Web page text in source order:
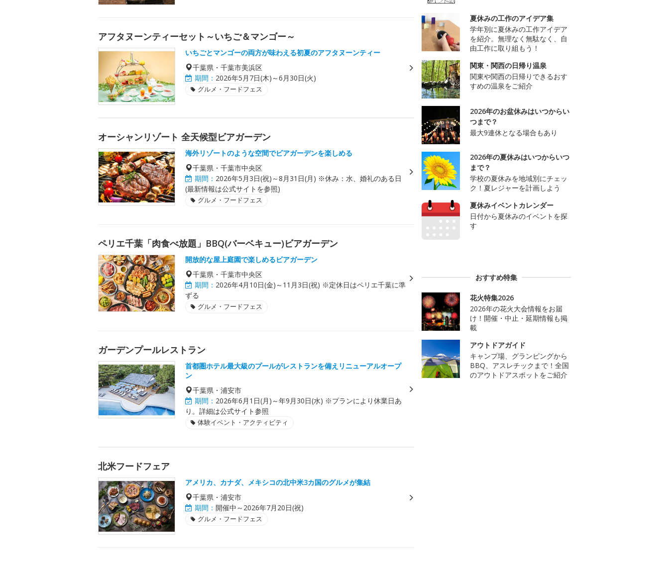
アフタヌーンティーセット～いちご＆マンゴー～
いちごとマンゴーの両方が味わえる初夏のアフタヌーンティー
千葉県・千葉市美浜区
期間： 2026年5月7日(木)～6月30日(火)
グルメ・フードフェス
オーシャンリゾート 全天候型ビアガーデン
海外リゾートのような空間でビアガーデンを楽しめる
千葉県・千葉市中央区
期間： 2026年5月3日(祝)～8月31日(月) ※休み：水、婚礼のある日
(最新情報は公式サイトを参照)
グルメ・フードフェス
ペリエ千葉「肉食べ放題」BBQ(バーベキュー)ビアガーデン
開放的な屋上庭園で楽しめるビアガーデン
千葉県・千葉市中央区
期間： 2026年4月10日(金)～11月3日(祝) ※定休日はペリエ千葉に準
ずる
グルメ・フードフェス
ガーデンプールレストラン
首都圏ホテル最大級のプールがレストランを備えリニューアルオープ
ン
千葉県・浦安市
期間： 2026年6月1日(月)～年9月30日(水) ※プランにより休業日あ
り。詳細は公式サイト参照
体験イベント・アクティビティ
北米フードフェア
アメリカ、カナダ、メキシコの北中米3カ国のグルメが集結
千葉県・浦安市
期間： 開催中～2026年7月20日(祝)
グルメ・フードフェス
夏休みの工作のアイデア集
学年別に夏休みの工作アイデア
を紹介。無理なく無駄なく、自
由工作に取り組もう！
関東・関西の日帰り温泉
関東や関西の日帰りできるおす
すめの温泉をご紹介
2026年のお盆休みはいつからい
つまで？
最大9連休となる場合もあり
2026年の夏休みはいつからいつ
まで？
学校の夏休みを地域別にチェッ
ク！夏レジャーを計画しよう
夏休みイベントカレンダー
日付から夏休みのイベントを探
す
おすすめ特集
花火特集2026
2026年の花火大会情報をお届
け！開催・中止・延期情報も掲
載
アウトドアガイド
キャンプ場、グランピングから
BBQ、アスレチックまで！全国
のアウトドアスポットをご紹介